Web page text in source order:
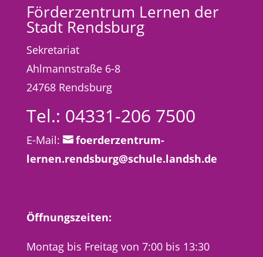
Förderzentrum Lernen der
Stadt Rendsburg
Sekretariat
Ahlmannstraße 6-8
24768 Rendsburg
Tel.: 04331-206 7500
E-Mail:
foerderzentrum-
lernen.rendsburg@schule.landsh.de
Öffnungszeiten:
Montag bis Freitag von 7:00 bis 13:30